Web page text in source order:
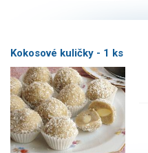
Kokosové kuličky - 1 ks